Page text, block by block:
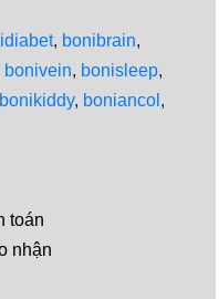
, bonibrain,
bonivein, bonisleep,
bonikiddy, boniancol ,
toán
nhận